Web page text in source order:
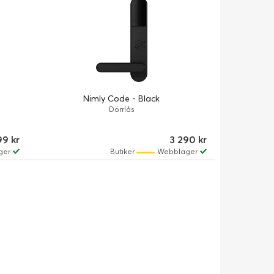
kr
Nimly Code - Black
Dörrlås
3 290 kr
Webblager
Butiker